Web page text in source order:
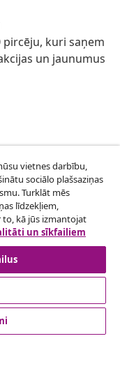
pircēju, kuri saņem
un jaunumus
no
vietnes darbību,
sociālo plašsaziņas
Turklāt mēs
līdzekļiem,
kā jūs izmantojat
un sīkfailiem